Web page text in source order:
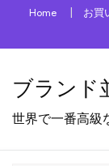
Home お買
ブランド
世界で一番高級